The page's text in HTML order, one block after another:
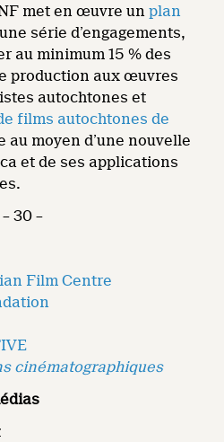
met en œuvre unplan
série d’engagements,
au minimum 15 % des
production aux œuvres
autochtones et
films autochtones de
au moyen d’une nouvelle
et de ses applications
– 30 –
Film Centre
cinématographiques